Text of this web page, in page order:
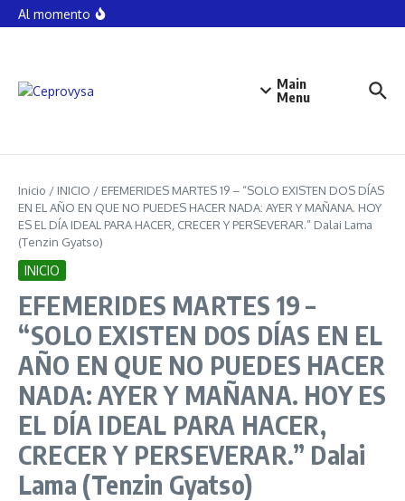
Saltar al contenido
Al momento
FAMILIARES DE DESAPARECIDOS, INICIAN JORNADA
Main
Menu
Inicio / INICIO / EFEMERIDES MARTES 19 – “SOLO EXISTEN DOS DÍAS
EN EL AÑO EN QUE NO PUEDES HACER NADA: AYER Y MAÑANA. HOY
ES EL DÍA IDEAL PARA HACER, CRECER Y PERSEVERAR.” Dalai Lama
(Tenzin Gyatso)
INICIO
EFEMERIDES MARTES 19 –
“SOLO EXISTEN DOS DÍAS EN EL
AÑO EN QUE NO PUEDES HACER
NADA: AYER Y MAÑANA. HOY ES
EL DÍA IDEAL PARA HACER,
CRECER Y PERSEVERAR.” Dalai
Lama (Tenzin Gyatso)